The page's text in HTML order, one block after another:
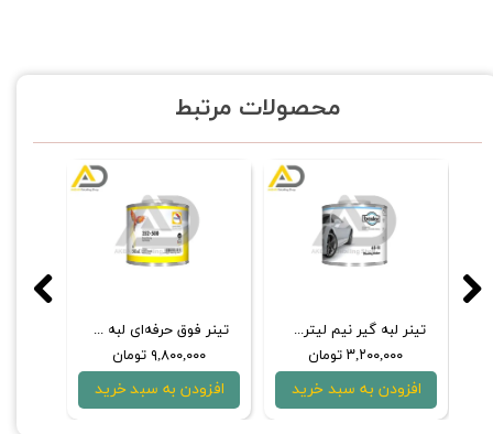
محصولات مرتبط
تینر فوق حرفه‌ای لبه گیر نیم لیتری 500-352 گلازوریت
۹,۸۰۰,۰۰۰ تومان
افزودن به سبد خرید
تینر لبه گیر نیم لیتری باسلاک 10-65
۳,۲۰۰,۰۰۰ تومان
افزودن به سبد خرید